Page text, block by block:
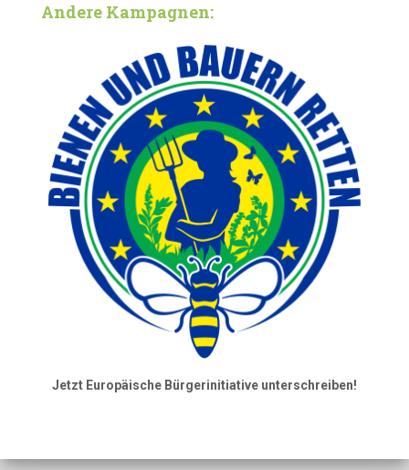
Andere Kampagnen:
Jetzt Europäische Bürgerinitiative unterschreiben!